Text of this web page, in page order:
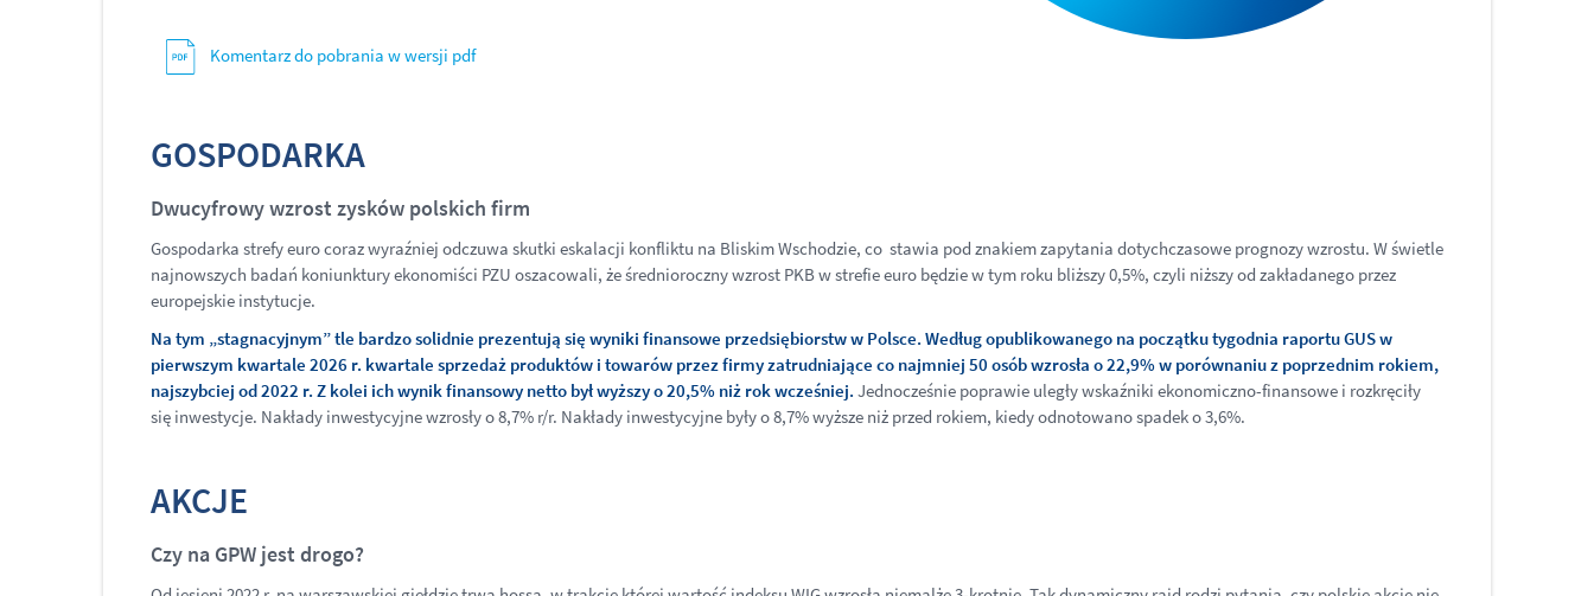
Komentarz do pobrania w wersji pdf
GOSPODARKA
Dwucyfrowy wzrost zysków polskich firm
Gospodarka strefy euro coraz wyraźniej odczuwa skutki eskalacji konfliktu na Bliskim Wschodzie, co stawia pod znakiem zapytania dotychczasowe prognozy wzrostu. W świetle
najnowszych badań koniunktury ekonomiści PZU oszacowali, że średnioroczny wzrost PKB w strefie euro będzie w tym roku bliższy 0,5%, czyli niższy od zakładanego przez
europejskie instytucje.
Na tym „stagnacyjnym” tle bardzo solidnie prezentują się wyniki finansowe przedsiębiorstw w Polsce. Według opublikowanego na początku tygodnia raportu GUS w
pierwszym kwartale 2026 r. kwartale sprzedaż produktów i towarów przez firmy zatrudniające co najmniej 50 osób wzrosła o 22,9% w porównaniu z poprzednim rokiem,
najszybciej od 2022 r. Z kolei ich wynik finansowy netto był wyższy o 20,5% niż rok wcześniej. Jednocześnie poprawie uległy wskaźniki ekonomiczno-finansowe i rozkręciły
się inwestycje. Nakłady inwestycyjne wzrosły o 8,7% r/r. Nakłady inwestycyjne były o 8,7% wyższe niż przed rokiem, kiedy odnotowano spadek o 3,6%.
AKCJE
Czy na GPW jest drogo?